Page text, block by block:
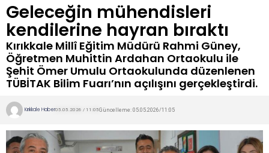
Geleceğin mühendisleri
kendilerine hayran bıraktı
Kırıkkale Millî Eğitim Müdürü Rahmi Güney,
Öğretmen Muhittin Ardahan Ortaokulu ile
Şehit Ömer Umulu Ortaokulunda düzenlenen
TÜBİTAK Bilim Fuarı’nın açılışını gerçekleştirdi.
Kırıkkale Haber05.05.2026 / 11:05Güncelleme: 05.05.2026/11:05